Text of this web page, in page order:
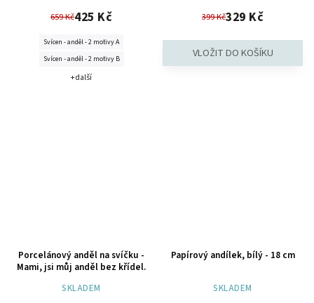
659 Kč425 Kč
Svícen - anděl - 2 motivy A
Svícen - anděl - 2 motivy B
+ další
399 Kč329 Kč
Porcelánový anděl na svíčku -
Mami, jsi můj anděl bez křídel.
SKLADEM
Papírový andílek, bílý - 18 cm
SKLADEM